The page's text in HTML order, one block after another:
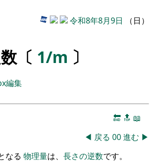
令和8年8月9日 （日）
〔 1/m 〕
編集
🔚 🔝 📖
◀ 戻る 00進む ▶
なる 物理量は、 長さの逆数です。